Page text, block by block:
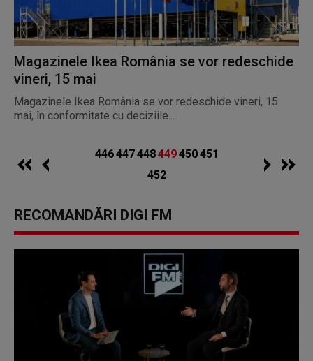
Magazinele Ikea România se vor redeschide
vineri, 15 mai
Magazinele Ikea România se vor redeschide vineri, 15
mai, în conformitate cu deciziile...
446447448449450451
452
RECOMANDĂRI DIGI FM